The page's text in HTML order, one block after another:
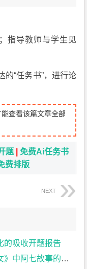
指导教师与学生见
的“任务书”，进行论
能查看该篇文章全部
题 |免费Ai任务书
费排版
NEXT
的吸收开题报告
事的悲剧性开题报告